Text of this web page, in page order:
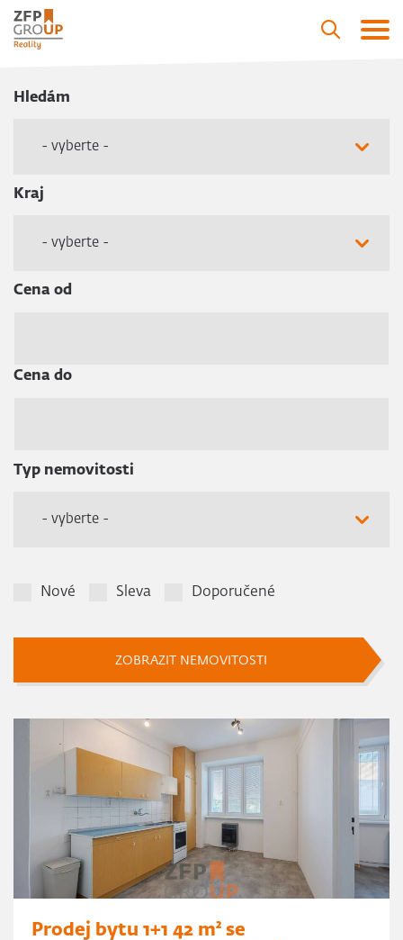
Hledám
- vyberte -
Kraj
- vyberte -
Cena od
Cena do
Typ nemovitosti
- vyberte -
Nové Sleva Doporučené
ZOBRAZIT NEMOVITOSTI
Prodej bytu 1+1 42 m² se